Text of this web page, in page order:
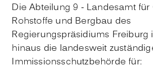
Die Abteilung 9 - Landesamt für
Rohstoffe und Bergbau des
Regierungspräsidiums Freiburg
hinaus die landesweit
Immissionsschutzbehörde für: